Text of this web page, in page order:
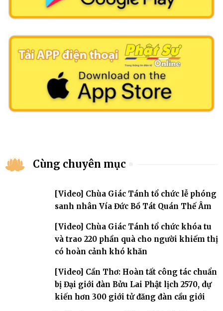
Cùng chuyên mục
[Video] Chùa Giác Tánh tổ chức lễ phóng
sanh nhân Vía Đức Bồ Tát Quán Thế Âm
[Video] Chùa Giác Tánh tổ chức khóa tu
và trao 220 phần quà cho người khiếm thị
có hoàn cảnh khó khăn
[Video] Cần Thơ: Hoàn tất công tác chuẩn
bị Đại giới đàn Bửu Lai Phật lịch 2570, dự
kiến hơn 300 giới tử đăng đàn cầu giới